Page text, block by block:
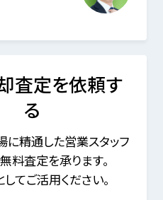
査定を依頼す
る
精通した営業スタッフ
料査定を承ります。
てご活用ください。